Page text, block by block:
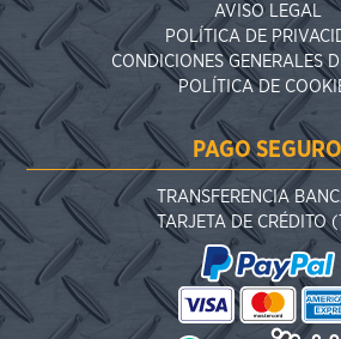
AVISO LEGAL
POLÍTICA DE
CONDICIONES GENERALES
POLÍTICA DE
PAGO SEGURO
TRANSFERENCIA
TARJETA DE CRÉDITO